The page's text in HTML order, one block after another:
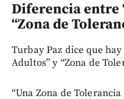
Diferencia entre
“Zona de
Turbay Paz dice que
Adultos” y “Zona de
“Una Zona de